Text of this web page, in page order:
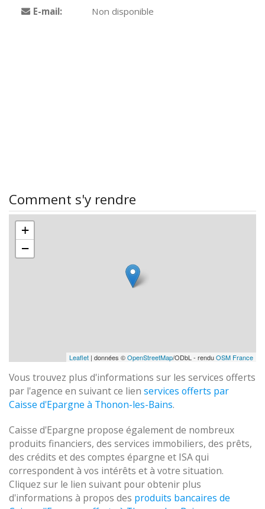
E-mail:
Non disponible
Comment s'y rendre
+
−
Leaflet | données ©OpenStreetMap/ODbL - renduOSM France
Vous trouvez plus d'informations sur les services offerts
par l'agence en suivant ce lien services offerts par
Caisse d'Epargne à Thonon-les-Bains.
Caisse d'Epargne propose également de nombreux
produits financiers, des services immobiliers, des prêts,
des crédits et des comptes épargne et ISA qui
correspondent à vos intérêts et à votre situation.
Cliquez sur le lien suivant pour obtenir plus
d'informations à propos des produits bancaires de